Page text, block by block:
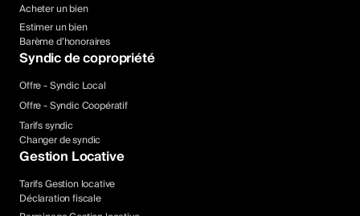
Acheter un bien
Estimer un bien
Barème d’honoraires
Syndic de copropriété
Offre - Syndic Local
Offre - Syndic Coopératif
Tarifs syndic
Changer de syndic
Gestion Locative
Tarifs Gestion locative
Déclaration fiscale